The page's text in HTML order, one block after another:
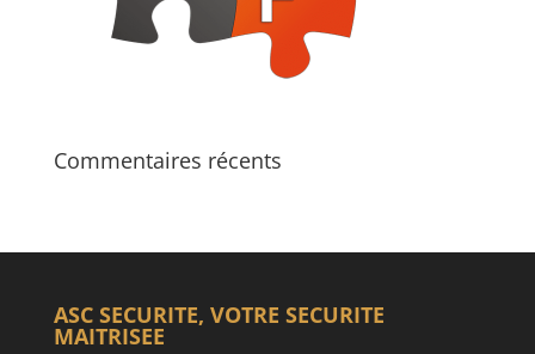
Commentaires récents
ASC SECURITE, VOTRE SECURITE
MAITRISEE